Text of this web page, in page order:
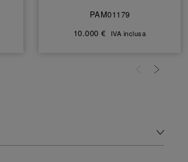
PAM01179
10.000 €
IVA inclusa